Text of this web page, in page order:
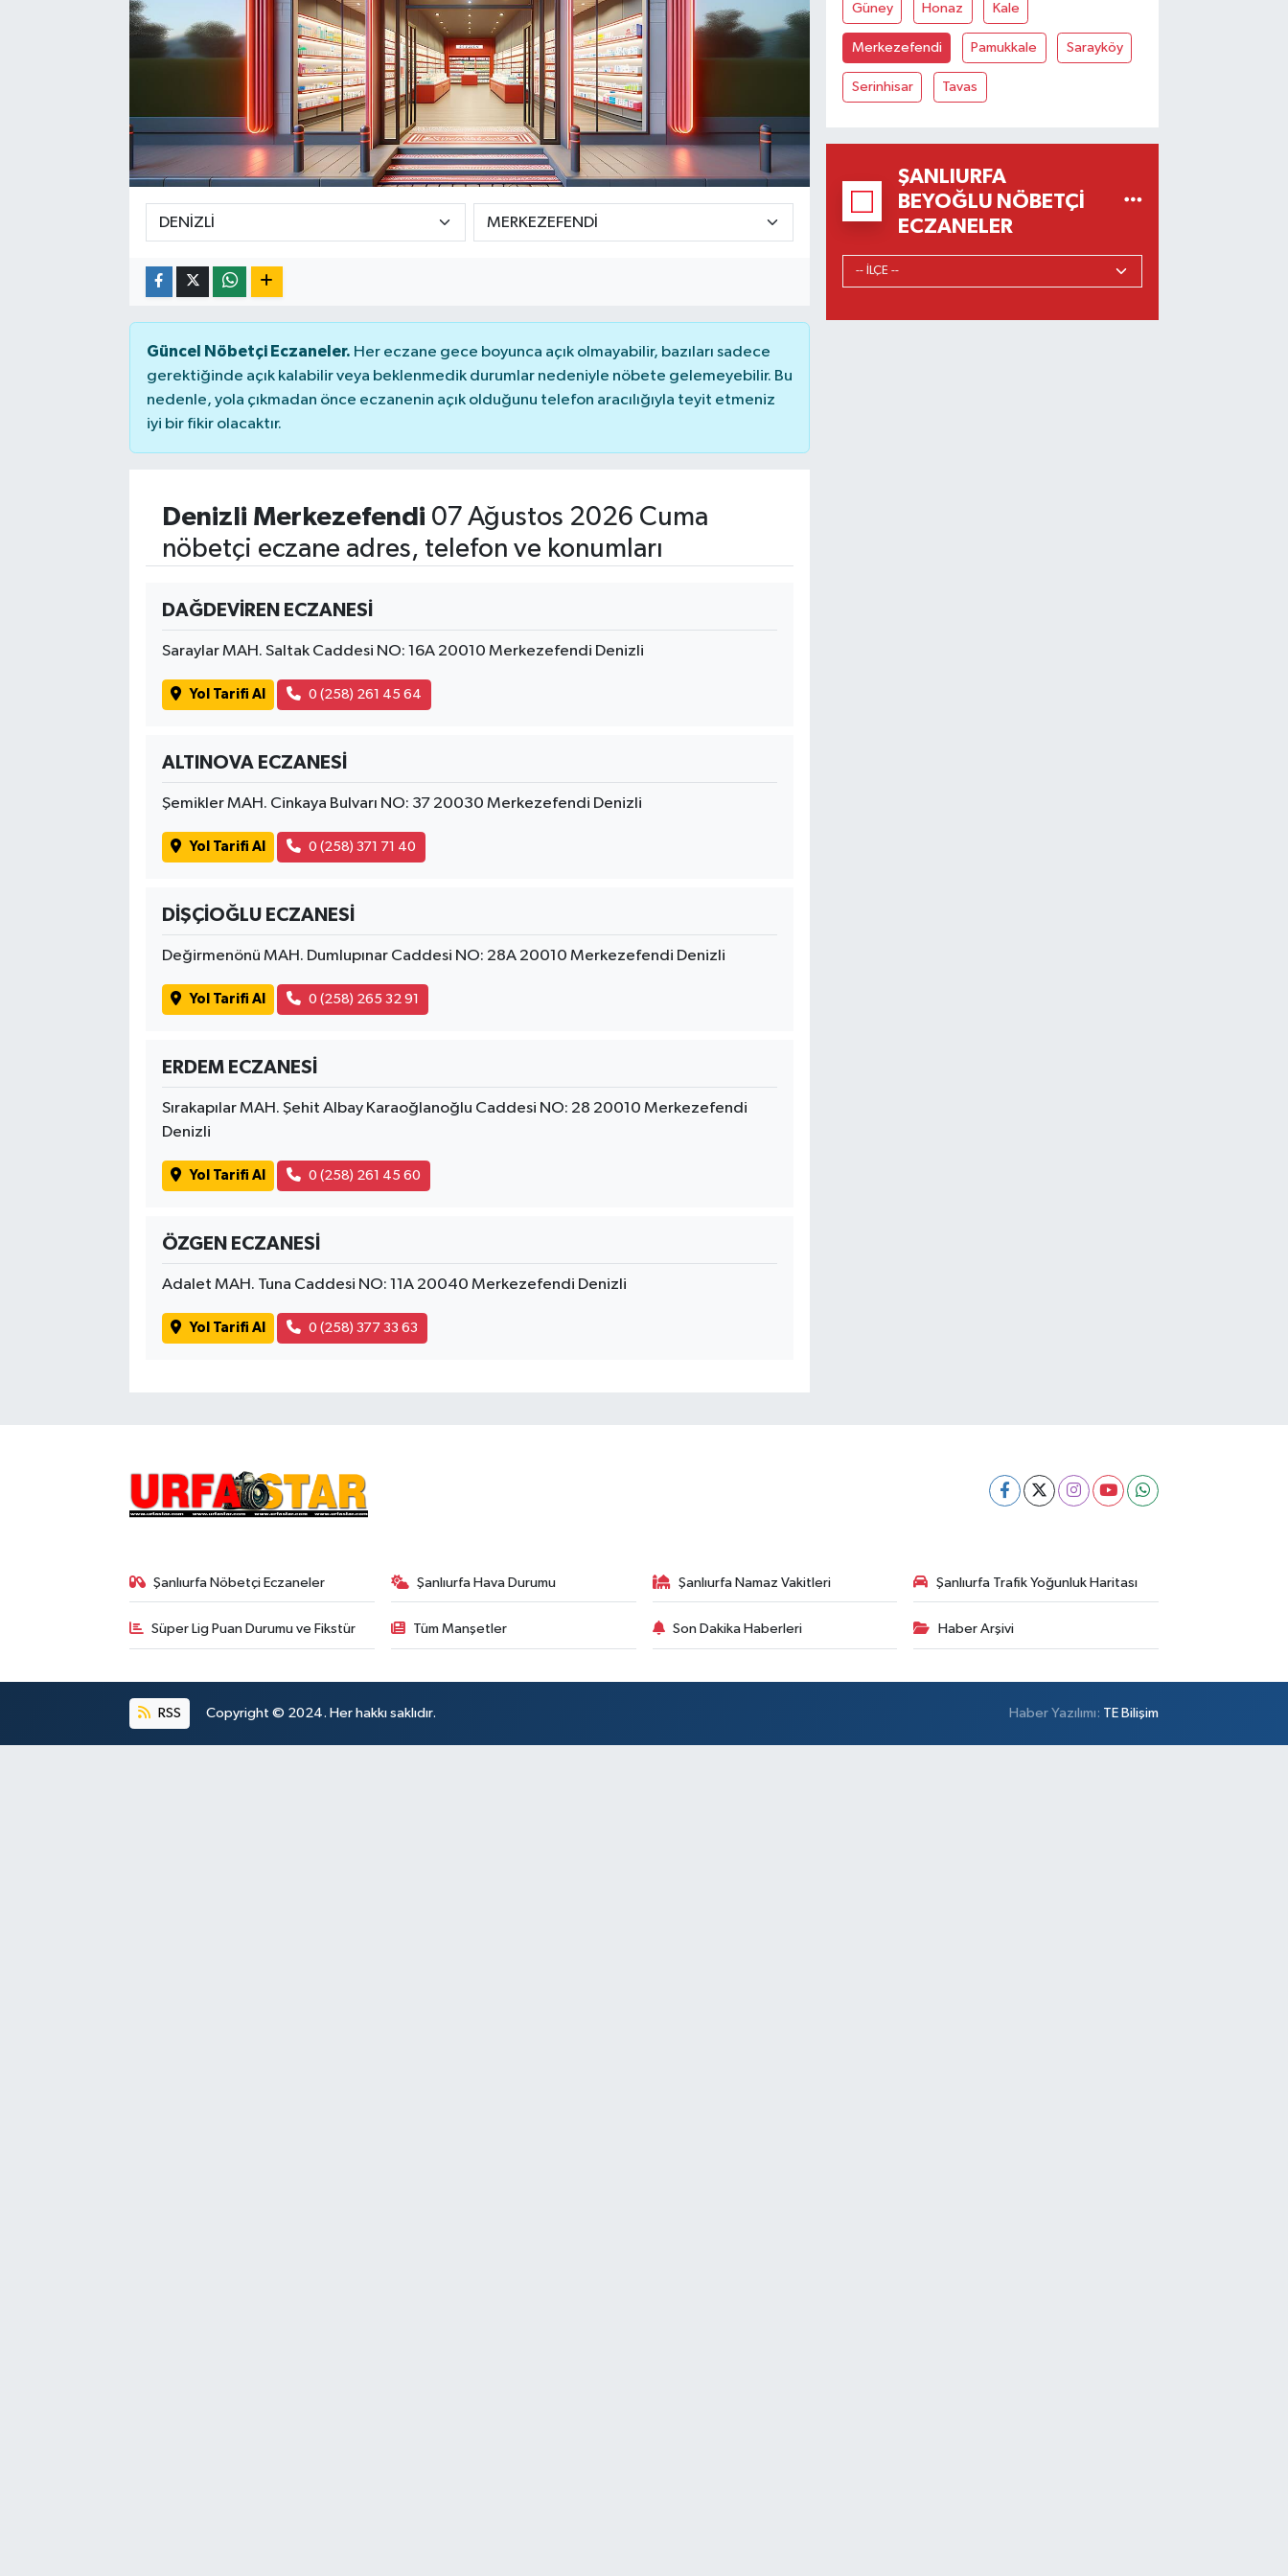
Güncel Nöbetçi Eczaneler. Her eczane gece boyunca açık olmayabilir, bazıları sadece
gerektiğinde açık kalabilir veya beklenmedik durumlar nedeniyle nöbete gelemeyebilir. Bu
nedenle, yola çıkmadan önce eczanenin açık olduğunu telefon aracılığıyla teyit etmeniz
iyi bir fikir olacaktır.
Denizli Merkezefendi 07 Ağustos 2026 Cuma
nöbetçi eczane adres, telefon ve konumları
DAĞDEVİREN ECZANESİ
Saraylar MAH. Saltak Caddesi NO: 16A 20010 Merkezefendi Denizli
Yol Tarifi Al 0 (258) 261 45 64
ALTINOVA ECZANESİ
Şemikler MAH. Cinkaya Bulvarı NO: 37 20030 Merkezefendi Denizli
Yol Tarifi Al 0 (258) 371 71 40
DİŞÇİOĞLU ECZANESİ
Değirmenönü MAH. Dumlupınar Caddesi NO: 28A 20010 Merkezefendi Denizli
Yol Tarifi Al 0 (258) 265 32 91
ERDEM ECZANESİ
Sırakapılar MAH. Şehit Albay Karaoğlanoğlu Caddesi NO: 28 20010 Merkezefendi
Denizli
Yol Tarifi Al 0 (258) 261 45 60
ÖZGEN ECZANESİ
Adalet MAH. Tuna Caddesi NO: 11A 20040 Merkezefendi Denizli
Yol Tarifi Al 0 (258) 377 33 63
Güney Honaz Kale
Merkezefendi Pamukkale Sarayköy
Serinhisar Tavas
ŞANLIURFA
BEYOĞLU NÖBETÇI
ECZANELER
Şanlıurfa Nöbetçi Eczaneler Şanlıurfa Hava Durumu Şanlıurfa Namaz Vakitleri Şanlıurfa Trafik Yoğunluk Haritası
Süper Lig Puan Durumu ve Fikstür Tüm Manşetler Son Dakika Haberleri Haber Arşivi
RSS Copyright © 2024. Her hakkı saklıdır. Haber Yazılımı: TE Bilişim